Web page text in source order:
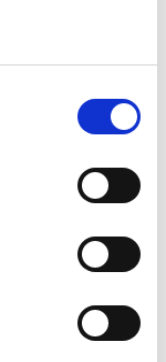
schon seit